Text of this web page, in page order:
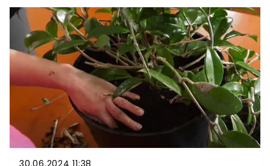
Niezależnie od tego, jaki gatunek skrzydłokwiatu
masz w domu, dokarm go odżywką z uwielbianej
przyprawy.Osobiście stosuję ją raz na dwa
tygodnie. Mój skrzydłokwiat variegata ma po niej
wspaniałe ubarwienie i kwitnie przez cały rok.
Odżywka ta zapobiega także chorobom
grzybowym, które są niezwykle groźne dla tej
delikatnej rośliny.
30.06.2024 11:38